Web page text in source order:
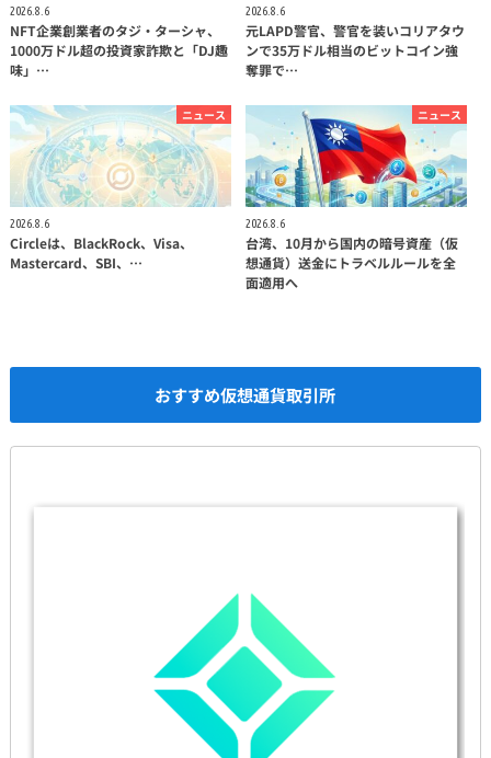
2026.8.6
NFT企業創業者のタジ・ターシャ、
1000万ドル超の投資家詐欺と「DJ趣
味」…
2026.8.6
元LAPD警官、警官を装いコリアタウ
ンで35万ドル相当のビットコイン強
奪罪で…
ニュース
2026.8.6
Circleは、BlackRock、Visa、
Mastercard、SBI、…
ニュース
2026.8.6
台湾、10月から国内の暗号資産（仮
想通貨）送金にトラベルルールを全
面適用へ
おすすめ仮想通貨取引所